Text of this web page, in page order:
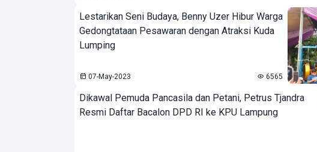
Lestarikan Seni Budaya, Benny Uzer Hibur Warga
Gedongtataan Pesawaran dengan Atraksi Kuda
Lumping
07-May-2023 6565
Dikawal Pemuda Pancasila dan Petani, Petrus Tjandra
Resmi Daftar Bacalon DPD RI ke KPU Lampung